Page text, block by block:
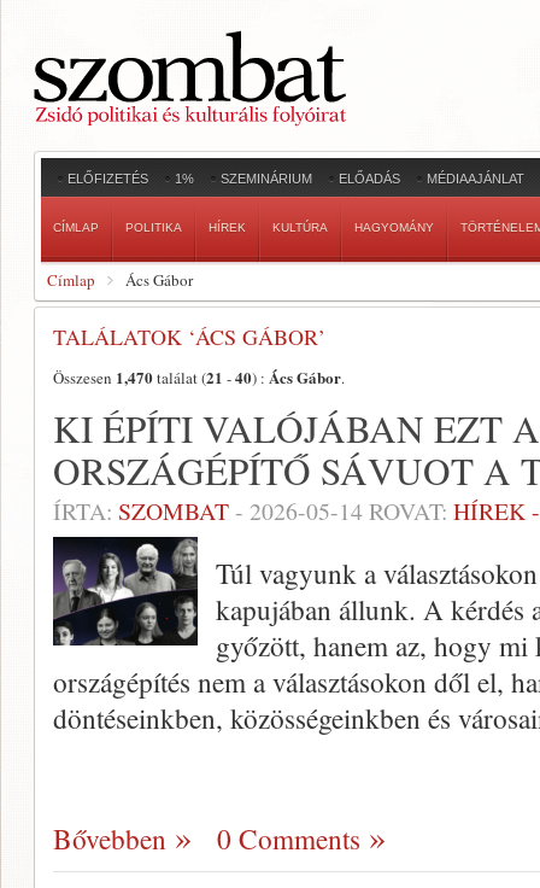
ELŐFIZETÉS 1% SZEMINÁRIUM ELŐADÁS MÉDIAAJÁNLAT
CÍMLAP POLITIKA HÍREK KULTÚRA HAGYOMÁNY
Címlap Ács Gábor
TALÁLATOK ‘ÁCS GÁBOR’
Összesen 1,470találat (21 -40) : Ács Gábor.
KI ÉPÍTI VALÓJÁBAN EZT
ORSZÁGÉPÍTŐ SÁVUOT A
ÍRTA: SZOMBAT- 2026-05-14ROVAT: HÍREK
Túl vagyunk a
kapujában állunk. A kérdés
győzött, hanem az, hogy
országépítés nem a választásokon dől el,
döntéseinkben, közösségeinkben és
Bővebben 0 Comments